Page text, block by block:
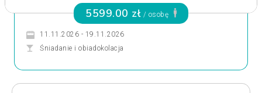
5599.00 zł / osobę
11.11.2026 - 19.11.2026
Śniadanie i obiadokolacja